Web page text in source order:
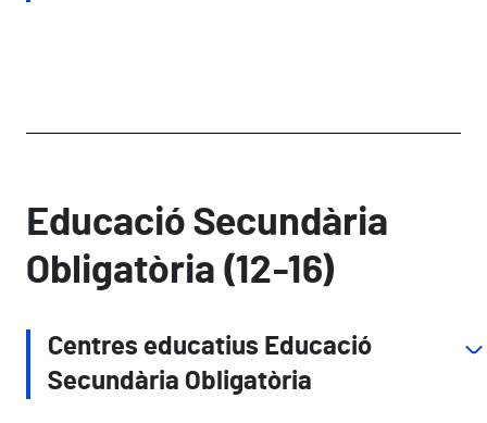
Educació Secundària
Obligatòria (12-16)
Centres educatius Educació
Secundària Obligatòria